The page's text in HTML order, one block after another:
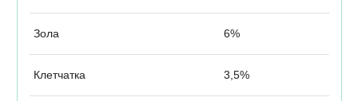
Зола 6%
Клетчатка 3,5%